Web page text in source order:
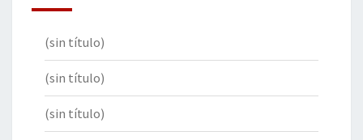
(sin título)
(sin título)
(sin título)